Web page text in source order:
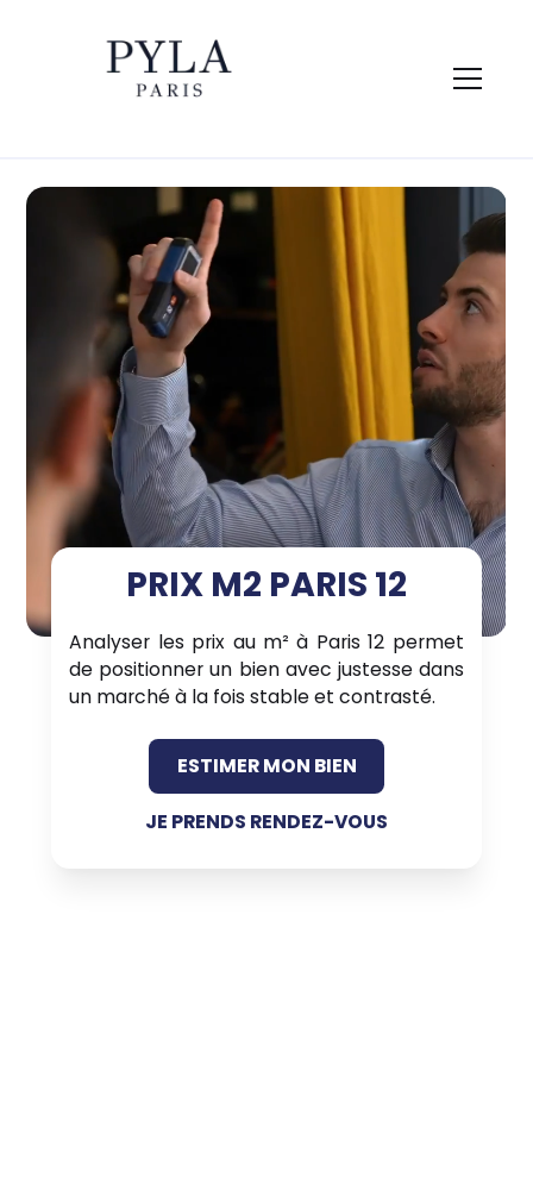
PRIX M2 PARIS 12
Analyser les prix au m² à Paris 12 permet
de positionner un bien avec justesse dans
un marché à la fois stable et contrasté.
ESTIMER MON BIEN
JE PRENDS RENDEZ-VOUS